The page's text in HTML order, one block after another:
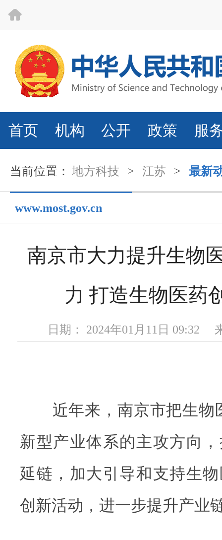
首页 机构 公开 政策 服
当前位置： 地方科技 > 江苏 > 最新
www.most.gov.cn
南京市大力提升生物
力 打造生物医药
日期： 2024年01月11日 09:32
近年来，南京市把生物
新型产业体系的主攻方向
延链，加大引导和支持生
创新活动，进一步提升产业